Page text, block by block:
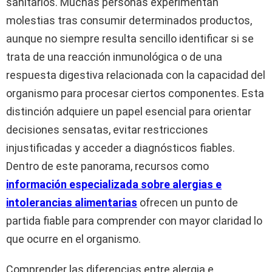
molestias tras consumir determinados productos,
aunque no siempre resulta sencillo identificar si se
trata de una reacción inmunológica o de una
respuesta digestiva relacionada con la capacidad del
organismo para procesar ciertos componentes. Esta
distinción adquiere un papel esencial para orientar
decisiones sensatas, evitar restricciones
injustificadas y acceder a diagnósticos fiables.
Dentro de este panorama, recursos como
información especializada sobre alergias e
intolerancias alimentarias ofrecen un punto de
partida fiable para comprender con mayor claridad lo
que ocurre en el organismo.
Comprender las diferencias entre alergia e